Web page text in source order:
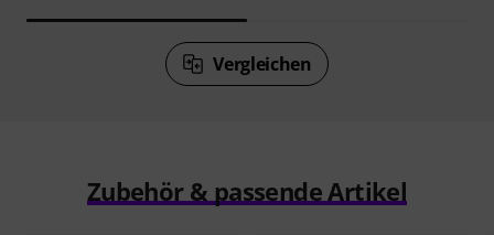
Vergleichen
Zubehör & passende Artikel